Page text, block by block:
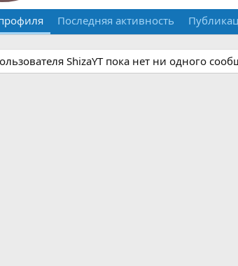
Последняя активность
ShizaYT пока нет ни одного